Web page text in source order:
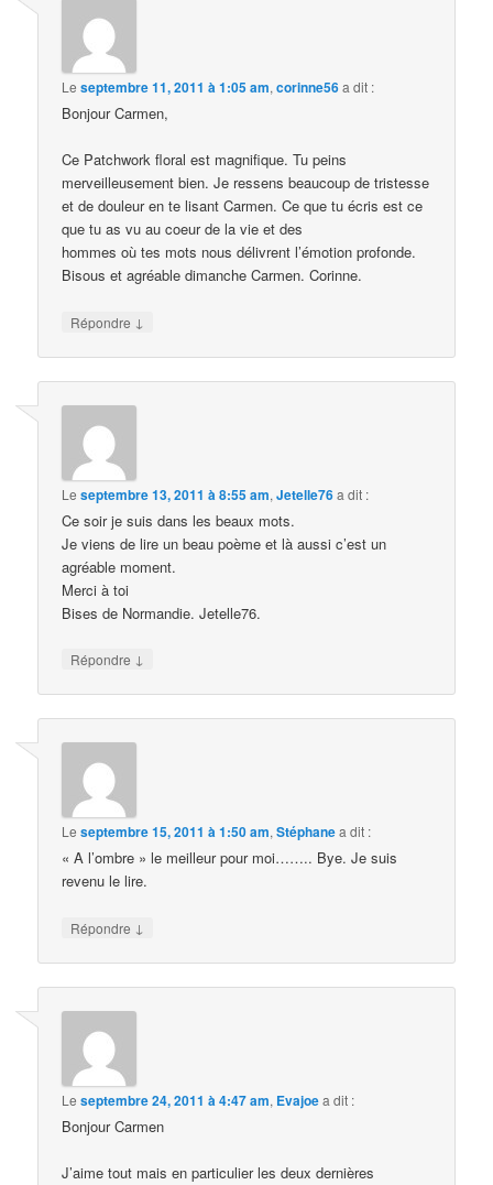
Leseptembre 11, 2011 à 1:05 am,corinne56a dit :
Bonjour Carmen,
Ce Patchwork floral est magnifique. Tu peins
merveilleusement bien. Je ressens beaucoup de tristesse
et de douleur en te lisant Carmen. Ce que tu écris est ce
que tu as vu au coeur de la vie et des
hommes où tes mots nous délivrent l’émotion profonde.
Bisous et agréable dimanche Carmen. Corinne.
Répondre ↓
Leseptembre 13, 2011 à 8:55 am,Jetelle76a dit :
Ce soir je suis dans les beaux mots.
Je viens de lire un beau poème et là aussi c’est un
agréable moment.
Merci à toi
Bises de Normandie. Jetelle76.
Répondre ↓
Leseptembre 15, 2011 à 1:50 am,Stéphanea dit :
« A l’ombre » le meilleur pour moi…….. Bye. Je suis
revenu le lire.
Répondre ↓
Leseptembre 24, 2011 à 4:47 am, Evajoea dit :
Bonjour Carmen
J’aime tout mais en particulier les deux dernières